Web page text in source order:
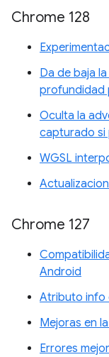
Chrome 128
Da de baja
profundidad
Oculta la
capturado si
WGSL
Chrome 127
Android
Atributo info
Mejoras en
Errores